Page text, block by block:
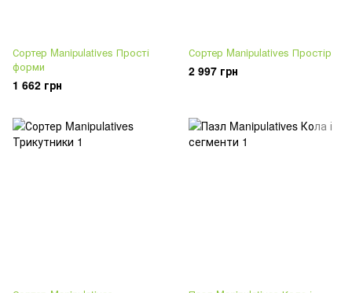
Сортер Manipulatives Прості
форми
1 662 грн
Сортер Manipulatives Простір
2 997 грн